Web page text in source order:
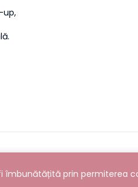
up,
– magazinul online oficial Jojo
îmbunătățită prin permiterea